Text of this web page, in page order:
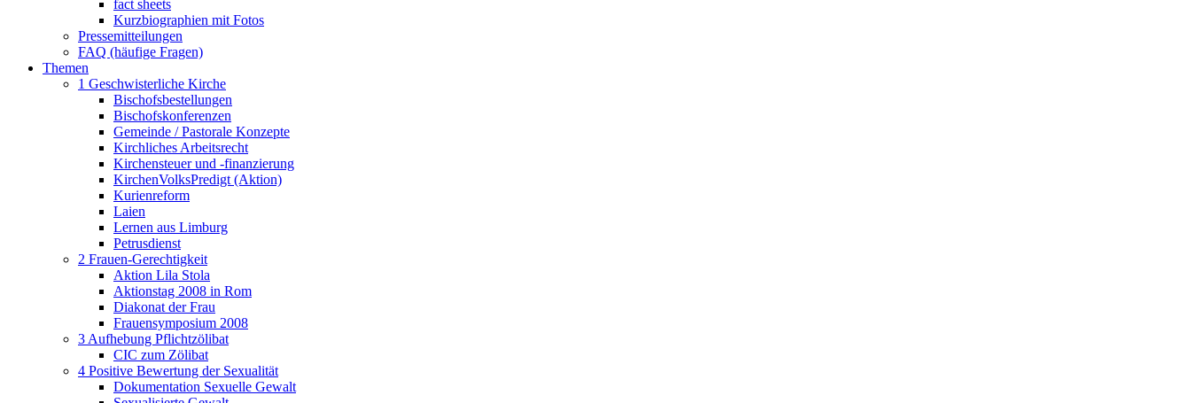
fact sheets
Kurzbiographien mit Fotos
Pressemitteilungen
FAQ (häufige Fragen)
Themen
1 Geschwisterliche Kirche
Bischofsbestellungen
Bischofskonferenzen
Gemeinde / Pastorale Konzepte
Kirchliches Arbeitsrecht
Kirchensteuer und -finanzierung
KirchenVolksPredigt (Aktion)
Kurienreform
Laien
Lernen aus Limburg
Petrusdienst
2 Frauen-Gerechtigkeit
Aktion Lila Stola
Aktionstag 2008 in Rom
Diakonat der Frau
Frauensymposium 2008
3 Aufhebung Pflichtzölibat
CIC zum Zölibat
4 Positive Bewertung der Sexualität
Dokumentation Sexuelle Gewalt